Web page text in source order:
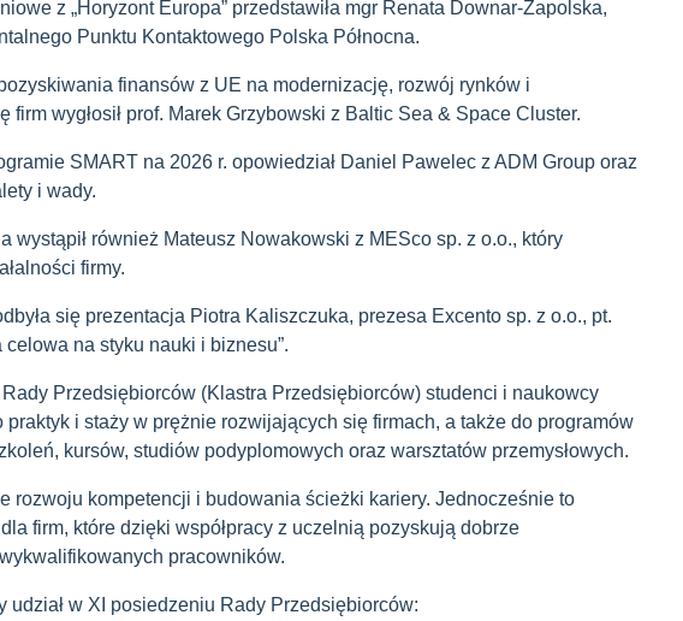
z „Horyzont Europa” przedstawiła mgr Renata Downar-Zapolska,
Punktu Kontaktowego Polska Północna.
finansów z UE na modernizację, rozwój rynków i
firm wygłosił prof. Marek Grzybowski z Baltic Sea & Space Cluster.
SMART na 2026 r. opowiedział Daniel Pawelec z ADM Group oraz
i wady.
wystąpił również Mateusz Nowakowski z MESco sp. z o.o., który
firmy.
się prezentacja Piotra Kaliszczuka, prezesa Excento sp. z o.o., pt.
celowa na styku nauki i biznesu”.
Rady Przedsiębiorców (Klastra Przedsiębiorców) studenci i naukowcy
praktyk i staży w prężnie rozwijających się firmach, a także do programów
kursów, studiów podyplomowych oraz warsztatów przemysłowych.
rozwoju kompetencji i budowania ścieżki kariery. Jednocześnie to
firm, które dzięki współpracy z uczelnią pozyskują dobrze
pracowników.
udział w XI posiedzeniu Rady Przedsiębiorców: